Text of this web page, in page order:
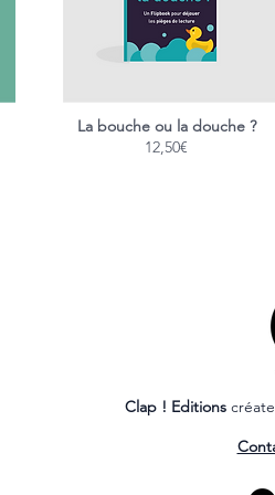
La bouche ou la douche ?
12,50€
Clap ! Editions